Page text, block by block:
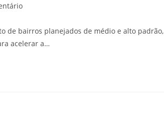
de bairros planejados de médio e alto padrão,
acelerar a…